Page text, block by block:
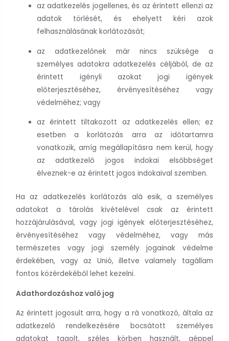
az adatkezelés jogellenes, és az érintett ellenzi az
adatok törlését, és ehelyett kéri azok
felhasználásának korlátozását;
az adatkezelőnek már nincs szüksége a
személyes adatokra adatkezelés céljából, de az
érintett igényli azokat jogi igények
előterjesztéséhez, érvényesítéséhez vagy
védelméhez; vagy
az érintett tiltakozott az adatkezelés ellen; ez
esetben a korlátozás arra az időtartamra
vonatkozik, amíg megállapításra nem kerül, hogy
az adatkezelő jogos indokai elsőbbséget
élveznek-e az érintett jogos indokaival szemben.
Ha az adatkezelés korlátozás alá esik, a személyes
adatokat a tárolás kivételével csak az érintett
hozzájárulásával, vagy jogi igények előterjesztéséhez,
érvényesítéséhez vagy védelméhez, vagy más
természetes vagy jogi személy jogainak védelme
érdekében, vagy az Unió, illetve valamely tagállam
fontos közérdekéből lehet kezelni.
Adathordozáshoz való jog
Az érintett jogosult arra, hogy a rá vonatkozó, általa az
adatkezelő rendelkezésére bocsátott személyes
adatokat tagolt, széles körben használt, géppel